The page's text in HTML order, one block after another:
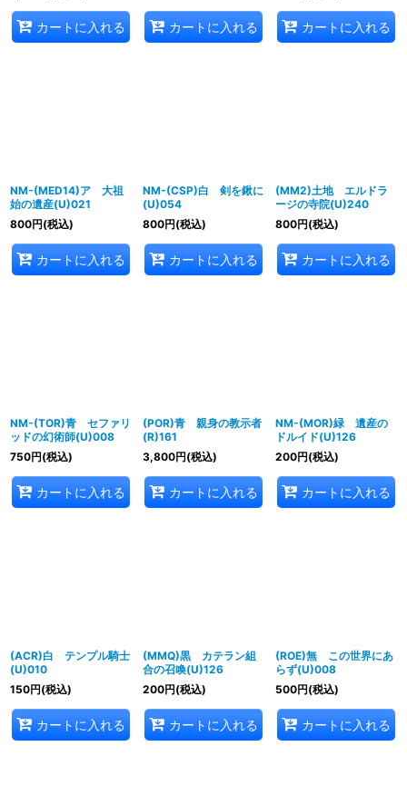
カートに入れる カートに入れる カートに入れる
NM-(MED14)ア 大祖
始の遺産(U)021
800円(税込)
カートに入れる
NM-(CSP)白 剣を鍬に
(U)054
800円(税込)
カートに入れる
(MM2)土地 エルドラ
ージの寺院(U)240
800円(税込)
カートに入れる
NM-(TOR)青 セファリ
ッドの幻術師(U)008
750円(税込)
カートに入れる
(POR)青 親身の教示者
(R)161
3,800円(税込)
カートに入れる
NM-(MOR)緑 遺産の
ドルイド(U)126
200円(税込)
カートに入れる
(ACR)白 テンプル騎士
(U)010
150円(税込)
カートに入れる
(MMQ)黒 カテラン組
合の召喚(U)126
200円(税込)
カートに入れる
(ROE)無 この世界にあ
らず(U)008
500円(税込)
カートに入れる